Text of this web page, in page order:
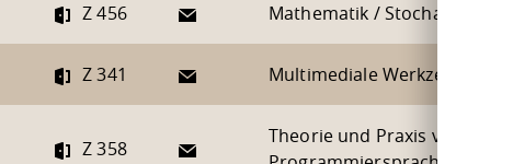
Z 456 Mathematik / Stochastik
Z 341 Multimediale Werkzeuge
Z 358
Theorie und Praxis von